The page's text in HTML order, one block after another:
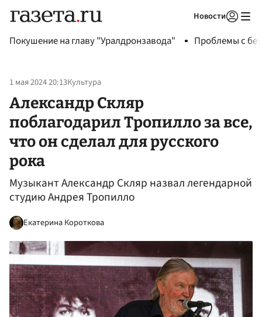
Новости
Покушение на главу "Уралдронзавода" Проблемы с
1 мая 2024 20:13Культура
Александр Скляр
поблагодарил Тропилло за все,
что он сделал для русского
рока
Музыкант Александр Скляр назвал легендарной
студию Андрея Тропилло
Екатерина Короткова